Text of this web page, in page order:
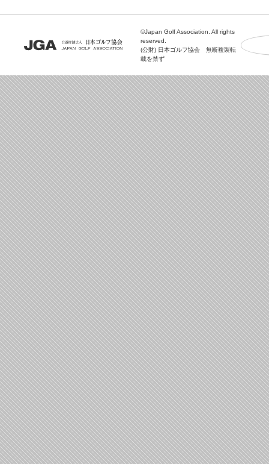
©Japan Golf Association. All rights
reserved.
(公財) 日本ゴルフ協会 無断複製転
載を禁ず